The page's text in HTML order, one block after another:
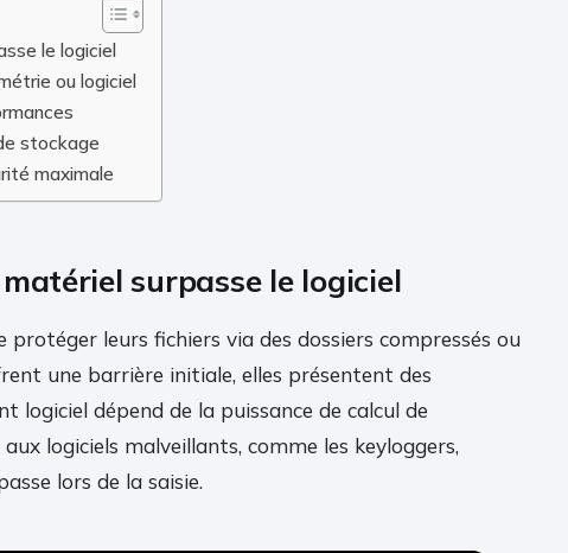
le logiciel
ou logiciel
stockage
maximale
surpasse le logiciel
leurs fichiers via des dossiers compressés ou
une barrière initiale, elles présentent des
logiciel dépend de la puissance de calcul de
logiciels malveillants, comme les keyloggers,
lors de la saisie.